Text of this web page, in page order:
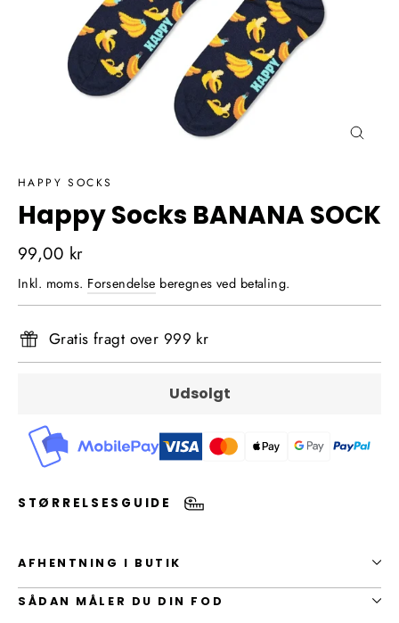
HAPPY SOCKS
Happy Socks BANANA SOCK
Normalpris
99,00 kr
Inkl. moms. Forsendelse beregnes ved betaling.
Gratis fragt over 999 kr
Udsolgt
STØRRELSESGUIDE
AFHENTNING I BUTIK
SÅDAN MÅLER DU DIN FOD